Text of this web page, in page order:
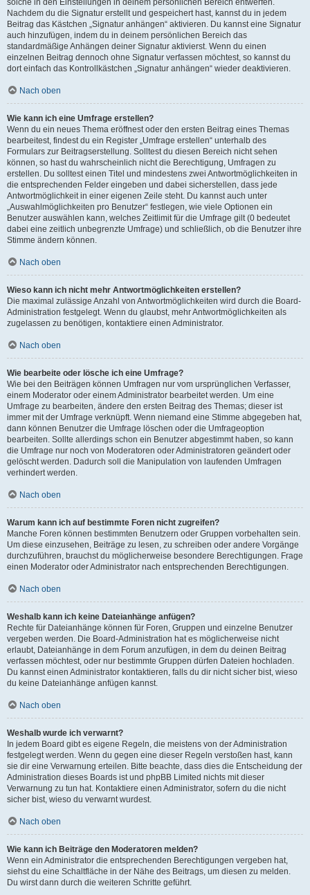
solche in den Einstellungen in deinem persönlichen Bereich entwerfen.
Nachdem du die Signatur erstellt und gespeichert hast, kannst du in jedem
Beitrag das Kästchen „Signatur anhängen“ aktivieren. Du kannst eine Signatur
auch hinzufügen, indem du in deinem persönlichen Bereich das
standardmäßige Anhängen deiner Signatur aktivierst. Wenn du einen
einzelnen Beitrag dennoch ohne Signatur verfassen möchtest, so kannst du
dort einfach das Kontrollkästchen „Signatur anhängen“ wieder deaktivieren.
Nach oben
Wie kann ich eine Umfrage erstellen?
Wenn du ein neues Thema eröffnest oder den ersten Beitrag eines Themas
bearbeitest, findest du ein Register „Umfrage erstellen“ unterhalb des
Formulars zur Beitragserstellung. Solltest du diesen Bereich nicht sehen
können, so hast du wahrscheinlich nicht die Berechtigung, Umfragen zu
erstellen. Du solltest einen Titel und mindestens zwei Antwortmöglichkeiten in
die entsprechenden Felder eingeben und dabei sicherstellen, dass jede
Antwortmöglichkeit in einer eigenen Zeile steht. Du kannst auch unter
„Auswahlmöglichkeiten pro Benutzer“ festlegen, wie viele Optionen ein
Benutzer auswählen kann, welches Zeitlimit für die Umfrage gilt (0 bedeutet
dabei eine zeitlich unbegrenzte Umfrage) und schließlich, ob die Benutzer ihre
Stimme ändern können.
Nach oben
Wieso kann ich nicht mehr Antwortmöglichkeiten erstellen?
Die maximal zulässige Anzahl von Antwortmöglichkeiten wird durch die Board-
Administration festgelegt. Wenn du glaubst, mehr Antwortmöglichkeiten als
zugelassen zu benötigen, kontaktiere einen Administrator.
Nach oben
Wie bearbeite oder lösche ich eine Umfrage?
Wie bei den Beiträgen können Umfragen nur vom ursprünglichen Verfasser,
einem Moderator oder einem Administrator bearbeitet werden. Um eine
Umfrage zu bearbeiten, ändere den ersten Beitrag des Themas; dieser ist
immer mit der Umfrage verknüpft. Wenn niemand eine Stimme abgegeben hat,
dann können Benutzer die Umfrage löschen oder die Umfrageoption
bearbeiten. Sollte allerdings schon ein Benutzer abgestimmt haben, so kann
die Umfrage nur noch von Moderatoren oder Administratoren geändert oder
gelöscht werden. Dadurch soll die Manipulation von laufenden Umfragen
verhindert werden.
Nach oben
Warum kann ich auf bestimmte Foren nicht zugreifen?
Manche Foren können bestimmten Benutzern oder Gruppen vorbehalten sein.
Um diese einzusehen, Beiträge zu lesen, zu schreiben oder andere Vorgänge
durchzuführen, brauchst du möglicherweise besondere Berechtigungen. Frage
einen Moderator oder Administrator nach entsprechenden Berechtigungen.
Nach oben
Weshalb kann ich keine Dateianhänge anfügen?
Rechte für Dateianhänge können für Foren, Gruppen und einzelne Benutzer
vergeben werden. Die Board-Administration hat es möglicherweise nicht
erlaubt, Dateianhänge in dem Forum anzufügen, in dem du deinen Beitrag
verfassen möchtest, oder nur bestimmte Gruppen dürfen Dateien hochladen.
Du kannst einen Administrator kontaktieren, falls du dir nicht sicher bist, wieso
du keine Dateianhänge anfügen kannst.
Nach oben
Weshalb wurde ich verwarnt?
In jedem Board gibt es eigene Regeln, die meistens von der Administration
festgelegt werden. Wenn du gegen eine dieser Regeln verstoßen hast, kann
sie dir eine Verwarnung erteilen. Bitte beachte, dass dies die Entscheidung der
Administration dieses Boards ist und phpBB Limited nichts mit dieser
Verwarnung zu tun hat. Kontaktiere einen Administrator, sofern du die nicht
sicher bist, wieso du verwarnt wurdest.
Nach oben
Wie kann ich Beiträge den Moderatoren melden?
Wenn ein Administrator die entsprechenden Berechtigungen vergeben hat,
siehst du eine Schaltfläche in der Nähe des Beitrags, um diesen zu melden.
Du wirst dann durch die weiteren Schritte geführt.